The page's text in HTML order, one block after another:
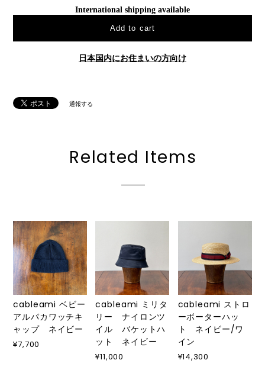
International shipping available
Add to cart
日本国内にお住まいの方向け
通報する
Related Items
cableami ベビー
アルパカワッチキ
ャップ ネイビー
¥7,700
cableami ミリタ
リー ナイロンツ
イル バケットハ
ット ネイビー
¥11,000
cableami ストロ
ーボーターハッ
ト ネイビー/ワ
イン
¥14,300